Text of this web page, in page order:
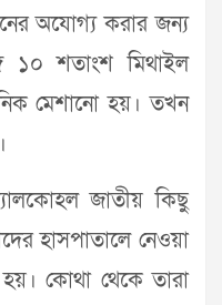
অযোগ্য করার জন্য
১০ শতাংশ মিথাইল
মেশানো হয়। তখন
জাতীয় কিছু
হাসপাতালে নেওয়া
কোথা থেকে তারা